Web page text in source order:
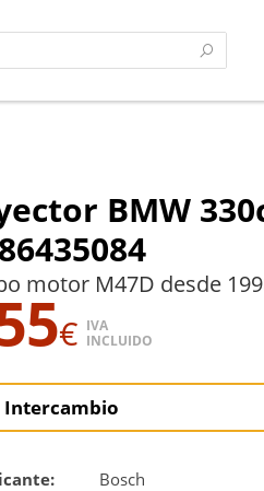
BMW
motor M47D desde
€ IVA
INCLUIDO
Intercambio
Bosch